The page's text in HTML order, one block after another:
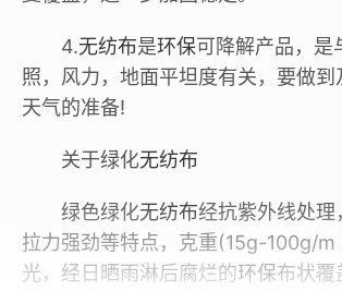
4.无纺布是环保可降解产品，是
照，风力，地面平坦度有关，要做到
天气的准备!
关于绿化无纺布
绿色绿化无纺布经抗紫外线处理
拉力强劲等特点，克重(15g-100g/m
光，经日晒雨淋后腐烂的环保布状覆